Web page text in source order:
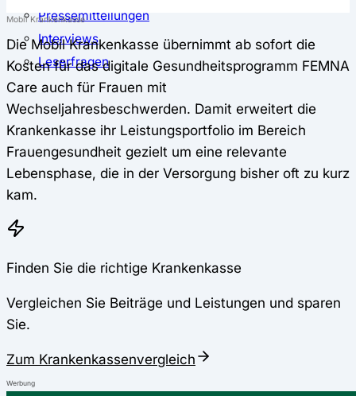
Pressemitteilungen
Interviews
Leserfragen
Mobil Krankenkasse
Die Mobil Krankenkasse übernimmt ab sofort die
Kosten für das digitale Gesundheitsprogramm FEMNA
Care auch für Frauen mit
Wechseljahresbeschwerden. Damit erweitert die
Krankenkasse ihr Leistungsportfolio im Bereich
Frauengesundheit gezielt um eine relevante
Lebensphase, die in der Versorgung bisher oft zu kurz
kam.
Finden Sie die richtige Krankenkasse
Vergleichen Sie Beiträge und Leistungen und sparen
Sie.
Zum Krankenkassenvergleich
Werbung